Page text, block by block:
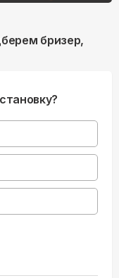
бризер,